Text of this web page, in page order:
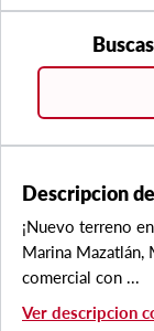
Descripcion
¡Nuevo terreno
Marina Mazatlán,
comercial con ...
Ver descripcion